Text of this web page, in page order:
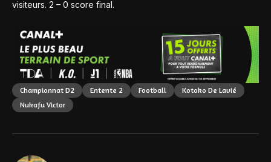
visiteurs. 2 – 0 score final.
Championnat D2 Entente 2 Football
Kotoko De Lavié
Nukafu Victor